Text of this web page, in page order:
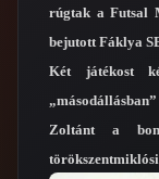
rúgtak a Futsal
bejutott Fáklya
Két játékost
Zoltánt a